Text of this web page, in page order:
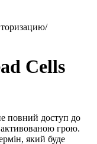
Cells
повний доступ до
грою.
який буде